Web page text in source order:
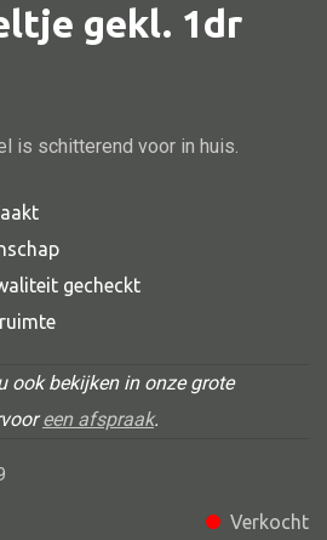
gekl. 1dr
is schitterend voor in huis.
gecheckt
ook bekijken in onze grote
een afspraak.
Verkocht